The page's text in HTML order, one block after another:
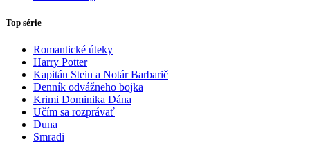
Top série
Romantické úteky
Harry Potter
Kapitán Stein a Notár Barbarič
Denník odvážneho bojka
Krimi Dominika Dána
Učím sa rozprávať
Duna
Smradi